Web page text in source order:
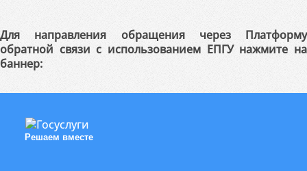
Для направления обращения через Платформу
обратной связи с использованием ЕПГУ нажмите на
баннер:
Решаем вместе